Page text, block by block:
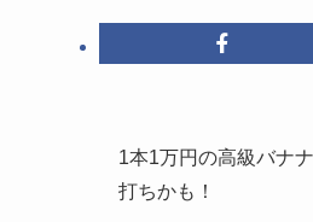
1本1万円の高級バナ
打ちかも！